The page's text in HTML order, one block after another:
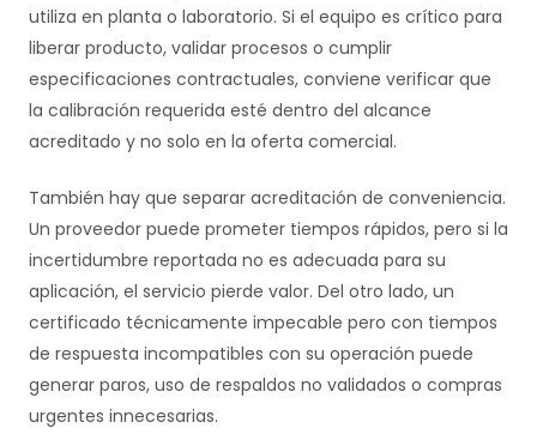
utiliza en planta o laboratorio. Si el equipo es crítico para
liberar producto, validar procesos o cumplir
especificaciones contractuales, conviene verificar que
la calibración requerida esté dentro del alcance
acreditado y no solo en la oferta comercial.
También hay que separar acreditación de conveniencia.
Un proveedor puede prometer tiempos rápidos, pero si la
incertidumbre reportada no es adecuada para su
aplicación, el servicio pierde valor. Del otro lado, un
certificado técnicamente impecable pero con tiempos
de respuesta incompatibles con su operación puede
generar paros, uso de respaldos no validados o compras
urgentes innecesarias.